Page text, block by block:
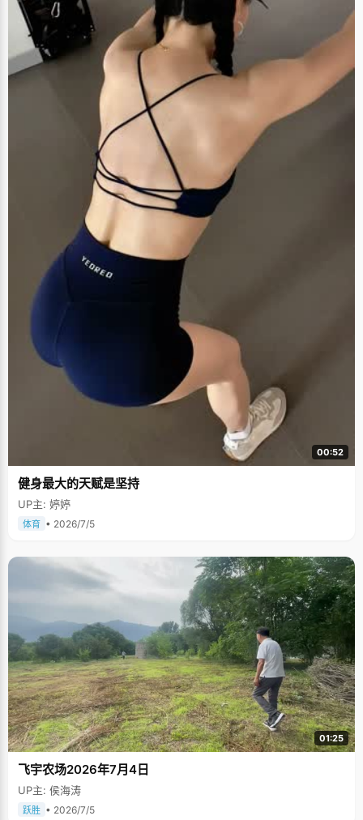
00:52
健身最大的天赋是坚持
UP主: 婷婷
体育 • 2026/7/5
01:25
飞宇农场2026年7月4日
UP主: 侯海涛
跃胜 • 2026/7/5